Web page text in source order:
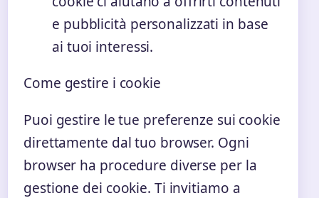
e pubblicità personalizzati in base
ai tuoi interessi.
Come gestire i cookie
Puoi gestire le tue preferenze sui cookie
direttamente dal tuo browser. Ogni
browser ha procedure diverse per la
gestione dei cookie. Ti invitiamo a